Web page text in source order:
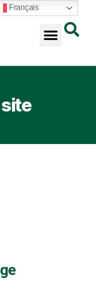
Français